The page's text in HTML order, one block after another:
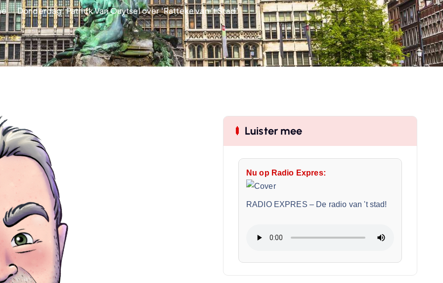
Donderdag: Patrick Van Ouytsel over ‘Ratteke van ’t Stad’
Luister mee
Nu op Radio Expres:
RADIO EXPRES De radio van 't stad!